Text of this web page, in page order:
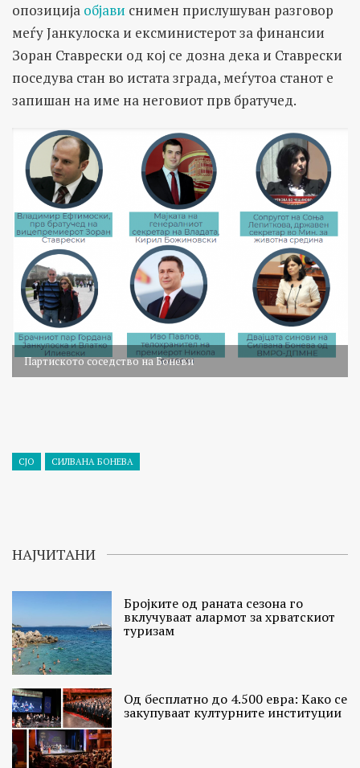
опозиција објави снимен прислушуван разговор
меѓу Јанкулоска и ексминистерот за финансии
Зоран Ставрески од кој се дозна дека и Ставрески
поседува стан во истата зграда, меѓутоа станот е
запишан на име на неговиот прв братучед.
Партиското соседство на Боневи
СЈО СИЛВАНА БОНЕВА
НАЈЧИТАНИ
Бројките од раната сезона го
вклучуваат алармот за хрватскиот
туризам
Од бесплатно до 4.500 евра: Како се
закупуваат културните институции